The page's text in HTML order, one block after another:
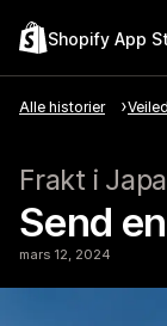
Shopify App
Alle historier
Frakt i
Send
mars 12, 2024